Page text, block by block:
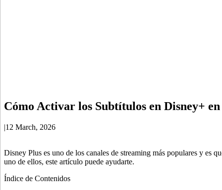
Cómo Activar los Subtítulos en Disney+
|12 March, 2026
Disney Plus es uno de los canales de streaming más populares y es
uno de ellos, este artículo puede ayudarte.
Índice de Contenidos